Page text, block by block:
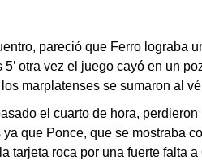
pareció que Ferro lograba
otra vez el juego cayó en un
marplatenses se sumaron al
el cuarto de hora,
que Ponce, que se mostraba
tarjeta roca por una fuerte falta